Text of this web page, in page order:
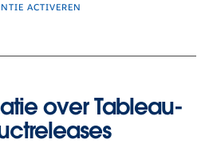
ACTIVEREN
over Tableau-